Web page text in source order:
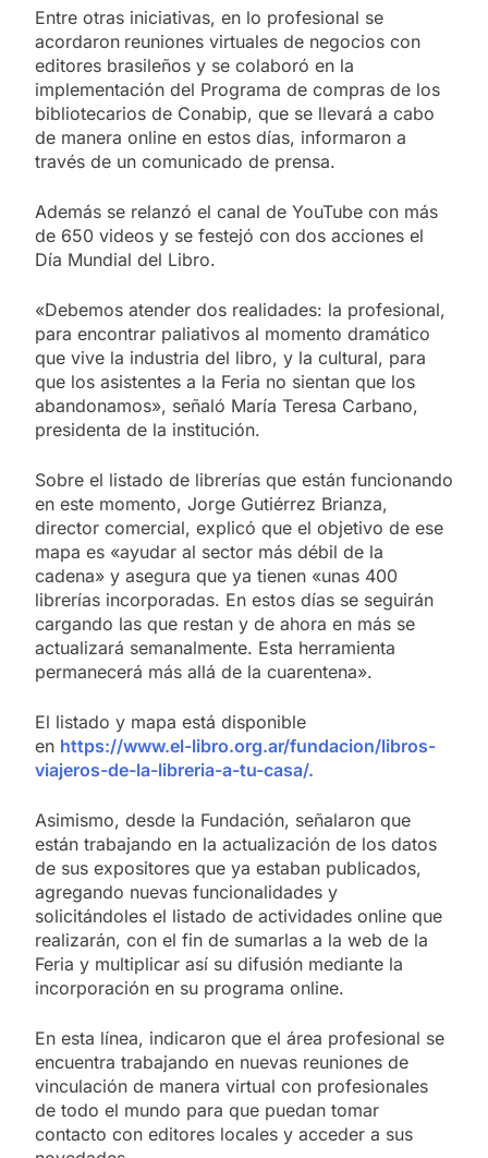
Entre otras iniciativas, en lo profesional se
acordaron reuniones virtuales de negocios con
editores brasileños y se colaboró en la
implementación del Programa de compras de los
bibliotecarios de Conabip, que se llevará a cabo
de manera online en estos días, informaron a
través de un comunicado de prensa.
Además se relanzó el canal de YouTube con más
de 650 videos y se festejó con dos acciones el
Día Mundial del Libro.
«Debemos atender dos realidades: la profesional,
para encontrar paliativos al momento dramático
que vive la industria del libro, y la cultural, para
que los asistentes a la Feria no sientan que los
abandonamos», señaló María Teresa Carbano,
presidenta de la institución.
Sobre el listado de librerías que están funcionando
en este momento, Jorge Gutiérrez Brianza,
director comercial, explicó que el objetivo de ese
mapa es «ayudar al sector más débil de la
cadena» y asegura que ya tienen «unas 400
librerías incorporadas. En estos días se seguirán
cargando las que restan y de ahora en más se
actualizará semanalmente. Esta herramienta
permanecerá más allá de la cuarentena».
El listado y mapa está disponible
en https://www.el-libro.org.ar/fundacion/libros-
viajeros-de-la-libreria-a-tu-casa/.
Asimismo, desde la Fundación, señalaron que
están trabajando en la actualización de los datos
de sus expositores que ya estaban publicados,
agregando nuevas funcionalidades y
solicitándoles el listado de actividades online que
realizarán, con el fin de sumarlas a la web de la
Feria y multiplicar así su difusión mediante la
incorporación en su programa online.
En esta línea, indicaron que el área profesional se
encuentra trabajando en nuevas reuniones de
vinculación de manera virtual con profesionales
de todo el mundo para que puedan tomar
contacto con editores locales y acceder a sus